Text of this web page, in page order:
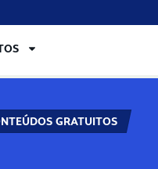
GRATUITOS